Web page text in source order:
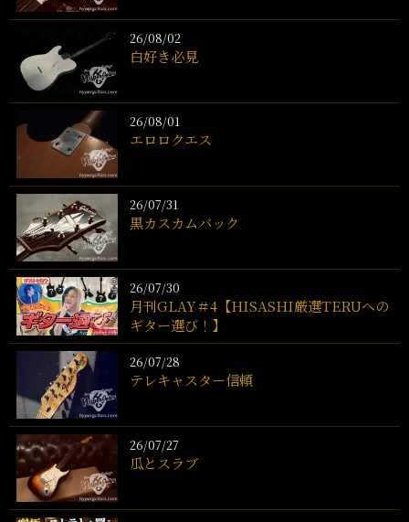
26/08/02
白好き必見
26/08/01
エロロクエス
26/07/31
黒カスカムバック
26/07/30
月刊GLAY＃4【HISASHI厳選TERUへの
ギター選び！】
26/07/28
テレキャスター信頼
26/07/27
瓜とスラブ